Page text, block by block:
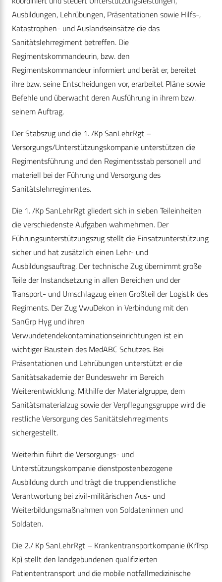
Ausbildungen, Lehrübungen, Präsentationen sowie Hilfs-,
Katastrophen- und Auslandseinsätze die das
Sanitätslehrregiment betreffen. Die
Regimentskommandeurin, bzw. den
Regimentskommandeur informiert und berät er, bereitet
ihre bzw. seine Entscheidungen vor, erarbeitet Pläne sowie
Befehle und überwacht deren Ausführung in ihrem bzw.
seinem Auftrag.
Der Stabszug und die 1. /Kp SanLehrRgt –
Versorgungs/Unterstützungskompanie unterstützen die
Regimentsführung und den Regimentsstab personell und
materiell bei der Führung und Versorgung des
Sanitätslehrregimentes.
Die 1. /Kp SanLehrRgt gliedert sich in sieben Teileinheiten
die verschiedenste Aufgaben wahrnehmen. Der
Führungsunterstützungszug stellt die Einsatzunterstützung
sicher und hat zusätzlich einen Lehr- und
Ausbildungsauftrag. Der technische Zug übernimmt große
Teile der Instandsetzung in allen Bereichen und der
Transport- und Umschlagzug einen Großteil der Logistik des
Regiments. Der Zug VwuDekon in Verbindung mit den
SanGrp Hyg und ihren
Verwundetendekontaminationseinrichtungen ist ein
wichtiger Baustein des MedABC Schutzes. Bei
Präsentationen und Lehrübungen unterstützt er die
Sanitätsakademie der Bundeswehr im Bereich
Weiterentwicklung. Mithilfe der Materialgruppe, dem
Sanitätsmaterialzug sowie der Verpflegungsgruppe wird die
restliche Versorgung des Sanitätslehrregiments
sichergestellt.
Weiterhin führt die Versorgungs- und
Unterstützungskompanie dienstpostenbezogene
Ausbildung durch und trägt die truppendienstliche
Verantwortung bei zivil-militärischen Aus- und
Weiterbildungsmaßnahmen von Soldateninnen und
Soldaten.
Die 2./ Kp SanLehrRgt – Krankentransportkompanie (KrTrsp
Kp) stellt den landgebundenen qualifizierten
Patiententransport und die mobile notfallmedizinische